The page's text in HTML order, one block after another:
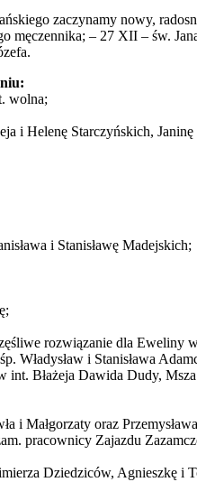
zaczynamy nowy,
męczennika; – 27 XII – św.
wolna;
i Helenę Starczyńskich,
i Stanisławę Madejskich;
rozwiązanie dla Eweliny
Władysław i Stanisława
Błażeja Dawida Dudy, Msza
i Małgorzaty oraz
pracownicy Zajazdu
Dziedziców, Agnieszkę i